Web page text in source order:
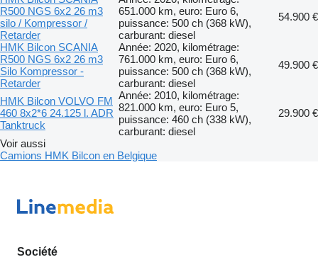
R500 NGS 6x2 26 m3
silo / Kompressor /
Retarder
651.000 km, euro: Euro 6,
puissance: 500 ch (368 kW),
carburant: diesel
54.900 €
HMK Bilcon SCANIA
R500 NGS 6x2 26 m3
Silo Kompressor -
Retarder
Année: 2020, kilométrage:
761.000 km, euro: Euro 6,
puissance: 500 ch (368 kW),
carburant: diesel
49.900 €
HMK Bilcon VOLVO FM
460 8x2*6 24.125 l. ADR
Tanktruck
Année: 2010, kilométrage:
821.000 km, euro: Euro 5,
puissance: 460 ch (338 kW),
carburant: diesel
29.900 €
Voir aussi
Camions HMK Bilcon en Belgique
Société